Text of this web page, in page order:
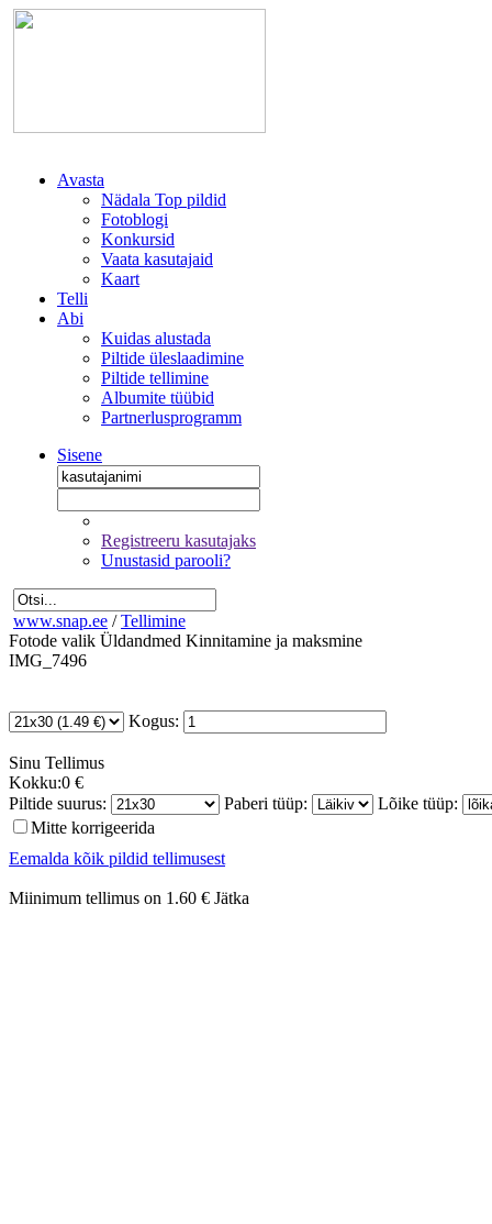
Avasta
Nädala Top pildid
Fotoblogi
Konkursid
Vaata kasutajaid
Kaart
Telli
Abi
Kuidas alustada
Piltide üleslaadimine
Piltide tellimine
Albumite tüübid
Partnerlusprogramm
Sisene
Registreeru kasutajaks
Unustasid parooli?
www.snap.ee / Tellimine
Fotode valik Üldandmed Kinnitamine ja maksmine
IMG_7496
Kogus:
Sinu Tellimus
Kokku:0 €
Piltide suurus:
Paberi tüüp:
Lõike tüüp:
Mitte korrigeerida
Eemalda kõik pildid tellimusest
Miinimum tellimus on 1.60 € Jätka